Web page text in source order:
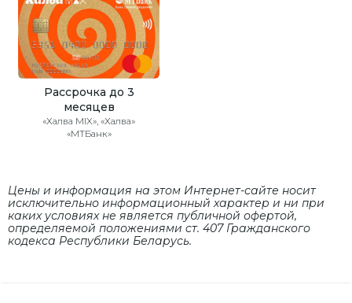
Рассрочка до 3
месяцев
«Халва MIX», «Халва»
«МТБанк»
Цены и информация на этом Интернет-сайте носит
исключительно информационный характер и ни при
каких условиях не является публичной офертой,
определяемой положениями cт. 407 Гражданского
кодекса Республики Беларусь.